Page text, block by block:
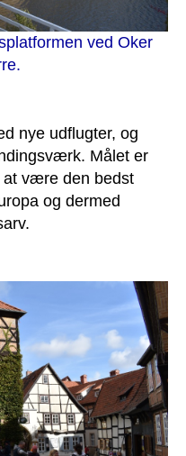
ved Oker
nye udflugter, og
Målet er
at være den bedst
og dermed